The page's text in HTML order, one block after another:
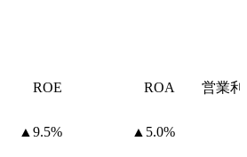
ROE ROA 営業
▲9.5% ▲5.0%